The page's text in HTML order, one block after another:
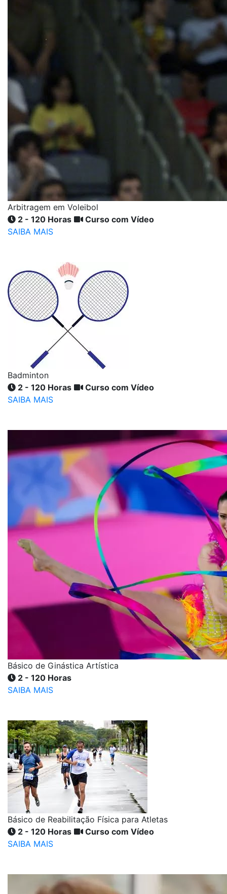
Arbitragem em Voleibol
2 - 120 Horas
Curso com Vídeo
SAIBA MAIS
Badminton
2 - 120 Horas
Curso com Vídeo
SAIBA MAIS
Básico de Ginástica Artística
2 - 120 Horas
SAIBA MAIS
Básico de Reabilitação Física para Atletas
2 - 120 Horas
Curso com Vídeo
SAIBA MAIS